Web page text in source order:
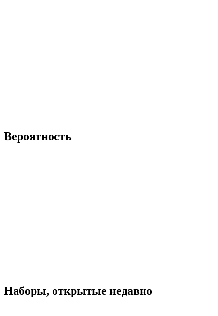
Вероятность
Наборы, открытые недавно